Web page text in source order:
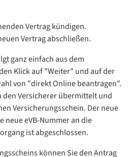
Vertrag kündigen.
Vertrag abschließen.
ganz einfach aus dem
Klick auf "Weiter" und auf der
von "direkt Online beantragen".
den Versicherer übermittelt und
Versicherungsschein. Der neue
eVB-Nummer an die
ist abgeschlossen.
können Sie den Antrag